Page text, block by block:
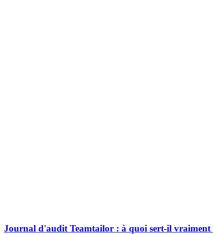
Journal d'audit Teamtailor : à quoi sert-il vraiment